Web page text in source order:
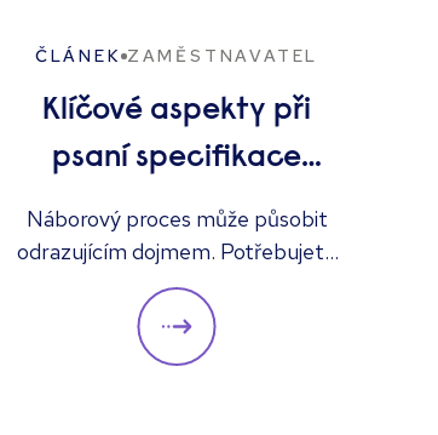
ČLÁNEK ZAMĚSTNAVATEL
Klíčové aspekty při
psaní specifikace
vhodné osoby
Náborový proces může působit
odrazujícím dojmem. Potřebujete
obsadit pozici a najít pro ni tu
nejvhodnější osobu, ale může být
obtížné přesně určit požadavky.